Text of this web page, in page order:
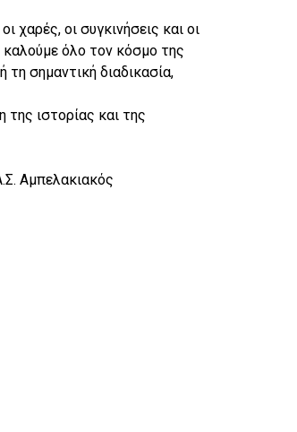
χαρές, οι συγκινήσεις και οι
όλο τον κόσμο της
σημαντική διαδικασία,
της ιστορίας και της
Αμπελακιακός